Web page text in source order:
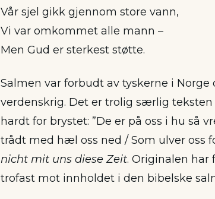
Vår sjel gikk gjennom store vann,
Vi var omkommet alle mann –
Men Gud er sterkest støtte.
Salmen var forbudt av tyskerne i Norge
verdenskrig. Det er trolig særlig
hardt for brystet: ”De er på oss i hu så
trådt med hæl oss ned / Som ulver oss
nicht mit uns diese Zeit. Originalen har
trofast mot innholdet i den bibelske